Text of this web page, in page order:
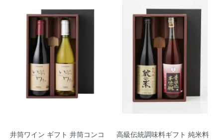
井筒ワイン ギフト 井筒コンコ
高級伝統調味料ギフト 純米料